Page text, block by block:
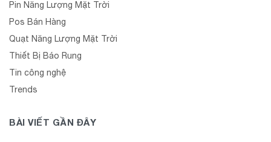
Pin Năng Lượng Mặt Trời
Pos Bán Hàng
Quạt Năng Lượng Mặt Trời
Thiết Bị Báo Rung
Tin công nghệ
Trends
BÀI VIẾT GẦN ĐÂY